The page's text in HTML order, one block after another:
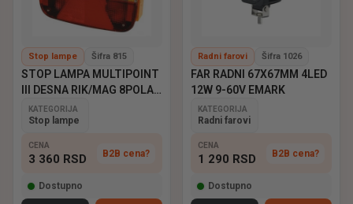
Stop lampe Šifra 815
STOP LAMPA MULTIPOINT
III DESNA RIK/MAG 8POLA
ASPOCK
KATEGORIJA
Stop lampe
CENA
3 360 RSD B2B cena?
Dostupno
Radni farovi Šifra 1026
FAR RADNI 67X67MM 4LED
12W 9-60V EMARK
KATEGORIJA
Radni farovi
CENA
1 290 RSD B2B cena?
Dostupno